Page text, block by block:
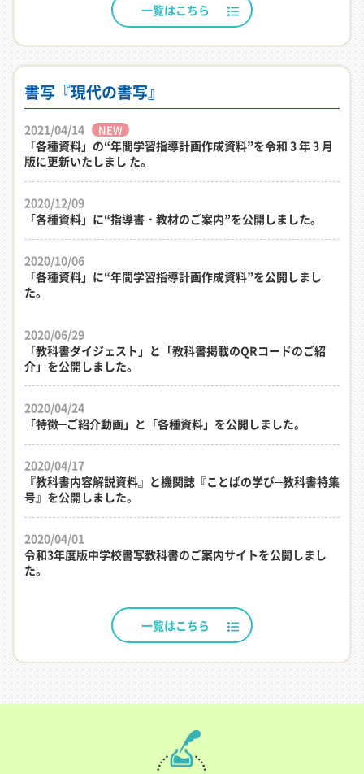
一覧はこちら
書写『現代の書写』
2021/04/14 NEW
「各種資料」の“年間学習指導計画作成資料”を令和 3 年 3 月
版に更新いたしまし た。
2020/12/09
「各種資料」に“指導書・教材のご案内”を公開しました。
2020/10/06
「各種資料」に“年間学習指導計画作成資料”を公開しまし
た。
2020/06/29
「教科書ダイジェスト」と「教科書掲載のQRコードのご紹
介」を公開しました。
2020/04/24
「特徴─ご紹介動画」と「各種資料」を公開しました。
2020/04/17
『教科書内容解説資料』と機関誌『ことばの学び─教科書特集
号』を公開しました。
2020/04/01
令和3年度版中学校書写教科書のご案内サイトを公開しまし
た。
一覧はこちら